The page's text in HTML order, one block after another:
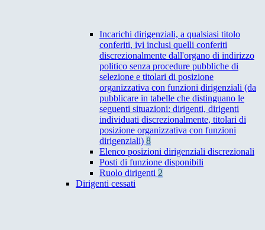
Incarichi dirigenziali, a qualsiasi titolo
conferiti, ivi inclusi quelli conferiti
discrezionalmente dall'organo di indirizzo
politico senza procedure pubbliche di
selezione e titolari di posizione
organizzativa con funzioni dirigenziali (da
pubblicare in tabelle che distinguano le
seguenti situazioni: dirigenti, dirigenti
individuati discrezionalmente, titolari di
posizione organizzativa con funzioni
dirigenziali) 8
Elenco posizioni dirigenziali discrezionali
Posti di funzione disponibili
Ruolo dirigenti 2
Dirigenti cessati